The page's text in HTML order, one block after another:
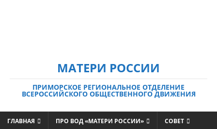
МАТЕРИ РОССИИ
ПРИМОРСКОЕ РЕГИОНАЛЬНОЕ ОТДЕЛЕНИЕ
ВСЕРОССИЙСКОГО ОБЩЕСТВЕННОГО ДВИЖЕНИЯ
ГЛАВНАЯ ПРО ВОД «МАТЕРИ РОССИИ» СОВЕТ